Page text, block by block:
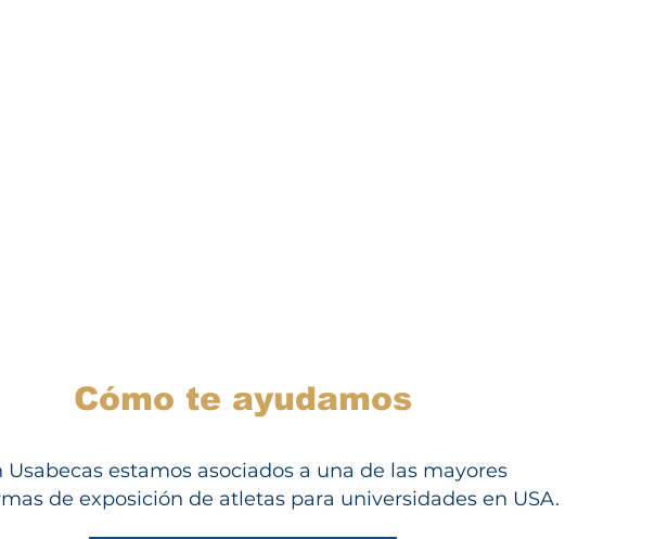
Cómo te ayudamos
Usabecas estamos asociados a una de las mayores
de exposición de atletas para universidades en USA.